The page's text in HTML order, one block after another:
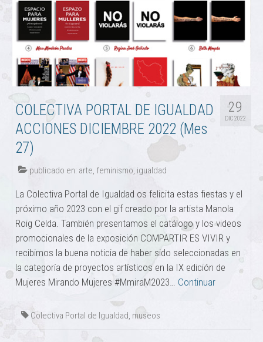
29
DIC 2022
COLECTIVA PORTAL DE IGUALDAD
ACCIONES DICIEMBRE 2022 (Mes
27)
publicado en: arte, feminismo, igualdad
La Colectiva Portal de Igualdad os felicita estas fiestas y el
próximo año 2023 con el gif creado por la artista Manola
Roig Celda. También presentamos el catálogo y los videos
promocionales de la exposición COMPARTIR ES VIVIR y
recibimos la buena noticia de haber sido seleccionadas en
la categoría de proyectos artísticos en la IX edición de
Mujeres Mirando Mujeres #MmiraM2023… Continuar
Colectiva Portal de Igualdad, museos